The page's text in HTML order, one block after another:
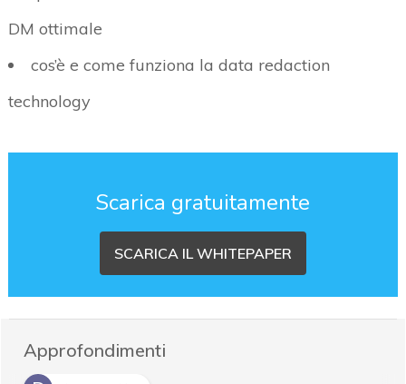
DM ottimale
cos’è e come funziona la data redaction
technology
Scarica gratuitamente
SCARICA IL WHITEPAPER
Approfondimenti